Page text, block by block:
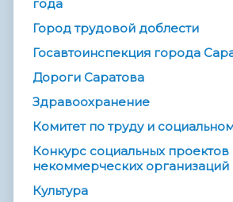
года
Город трудовой доблести
Госавтоинспекция города
Дороги Саратова
Здравоохранение
Комитет по труду и
Конкурс социальных проектов
некоммерческих организаций
Культура